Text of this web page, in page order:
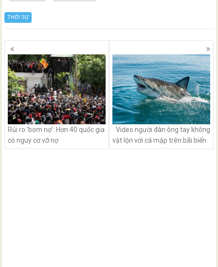
THỜI SỰ
Posts
navigation
Rủi ro ‘bom nợ’: Hơn 40 quốc gia
có nguy cơ vỡ nợ
Video người đàn ông tay không
vật lộn với cá mập trên bãi biển